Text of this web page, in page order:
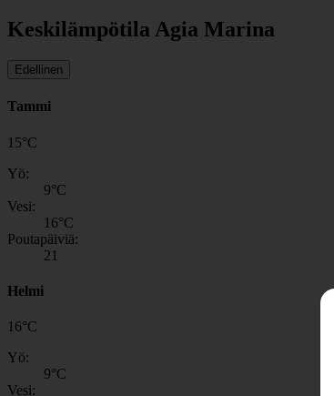
Keskilämpötila Agia Marina
Edellinen
Tammi
15°C
Yö:
9°C
Vesi:
16°C
Poutapäiviä:
21
Helmi
16°C
Yö:
9°C
Vesi: